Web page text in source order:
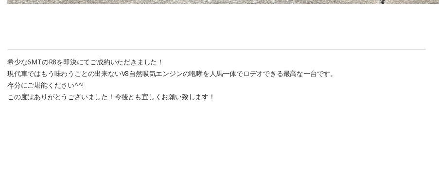
希少な6MTのR8を即決にてご成約いただきました！
現代車ではもう味わうことの出来ないV8自然吸気エンジンの咆哮を人馬一体でロデオできる最高な一台です。
存分にご堪能ください^^!
この度はありがとうございました！今後とも宜しくお願い致します！